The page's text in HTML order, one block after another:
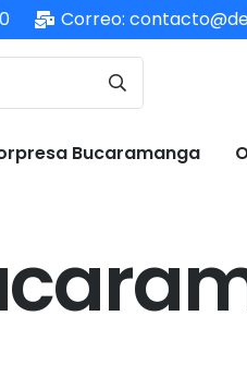
Correo:
Bucaramanga